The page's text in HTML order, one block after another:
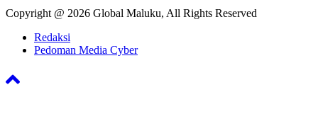
Copyright @ 2026 Global Maluku, All Rights Reserved
Redaksi
Pedoman Media Cyber